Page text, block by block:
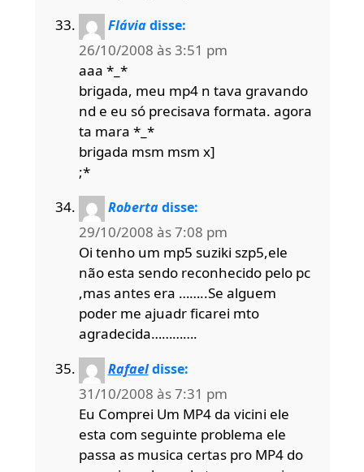
Flávia disse:
26/10/2008 às 3:51 pm
aaa *_*
brigada, meu mp4 n tava gravando
nd e eu só precisava formata. agora
ta mara *_*
brigada msm msm x]
;*
Roberta disse:
29/10/2008 às 7:08 pm
Oi tenho um mp5 suziki szp5,ele
não esta sendo reconhecido pelo pc
,mas antes era ……..Se alguem
poder me ajuadr ficarei mto
agradecida………….
Rafael disse:
31/10/2008 às 7:31 pm
Eu Comprei Um MP4 da vicini ele
esta com seguinte problema ele
passa as musica certas pro MP4 do